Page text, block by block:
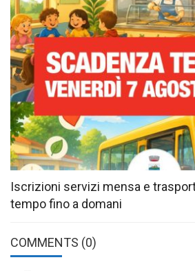
Iscrizioni servizi mensa e
tempo fino a domani
COMMENTS (0)